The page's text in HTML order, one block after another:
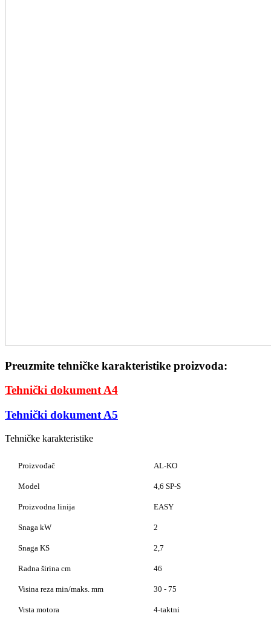
Preuzmite tehničke karakteristike proizvoda:
Tehnički dokument A4
Tehnički dokument A5
Tehničke karakteristike
Proizvođač AL-KO
Model 4,6 SP-S
Proizvodna linija EASY
Snaga kW 2
Snaga KS 2,7
Radna širina cm 46
Visina reza min/maks. mm 30 - 75
Vrsta motora 4-taktni